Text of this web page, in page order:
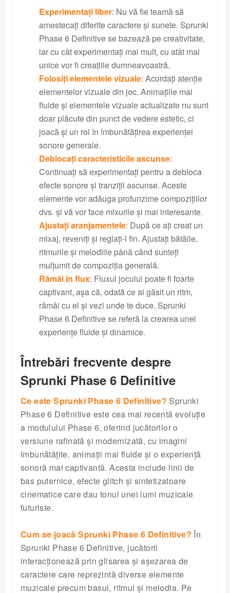
Experimentați liber: Nu vă fie teamă să
amestecați diferite caractere și sunete. Sprunki
Phase 6 Definitive se bazează pe creativitate,
iar cu cât experimentați mai mult, cu atât mai
unice vor fi creațiile dumneavoastră.
Folosiți elementele vizuale: Acordați atenție
elementelor vizuale din joc. Animațiile mai
fluide și elementele vizuale actualizate nu sunt
doar plăcute din punct de vedere estetic, ci
joacă și un rol în îmbunătățirea experienței
sonore generale.
Deblocați caracteristicile ascunse:
Continuați să experimentați pentru a debloca
efecte sonore și tranziții ascunse. Aceste
elemente vor adăuga profunzime compozițiilor
dvs. și vă vor face mixurile și mai interesante.
Ajustați aranjamentele: După ce ați creat un
mixaj, reveniți și reglați-l fin. Ajustați bătăile,
ritmurile și melodiile până când sunteți
mulțumit de compoziția generală.
Rămâi în flux: Fluxul jocului poate fi foarte
captivant, așa că, odată ce ai găsit un ritm,
rămâi cu el și vezi unde te duce. Sprunki
Phase 6 Definitive se referă la crearea unei
experiențe fluide și dinamice.
Întrebări frecvente despre
Sprunki Phase 6 Definitive
Ce este Sprunki Phase 6 Definitive? Sprunki
Phase 6 Definitive este cea mai recentă evoluție
a modulului Phase 6, oferind jucătorilor o
versiune rafinată și modernizată, cu imagini
îmbunătățite, animații mai fluide și o experiență
sonoră mai captivantă. Acesta include linii de
bas puternice, efecte glitch și sintetizatoare
cinematice care dau tonul unei lumi muzicale
futuriste.
Cum se joacă Sprunki Phase 6 Definitive? În
Sprunki Phase 6 Definitive, jucătorii
interacționează prin glisarea și așezarea de
caractere care reprezintă diverse elemente
muzicale precum basul, ritmul și melodia. Pe